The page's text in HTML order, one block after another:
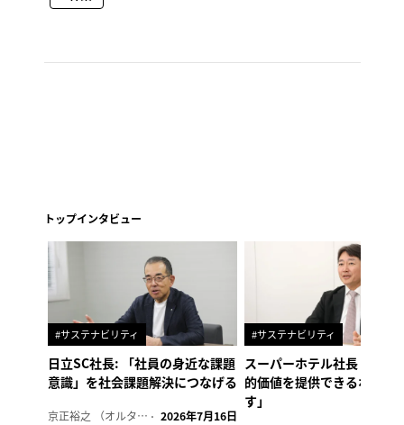
トップインタビュー
#サステナビリティ
日立SC社長: 「社員の身近な課題
意識」を社会課題解決につなげる
京正裕之 （オルタナ副編集長） 2026年7月16日
#サステナビリティ
スーパーホテル社長「地域
的価値を提供できるホテル
す」